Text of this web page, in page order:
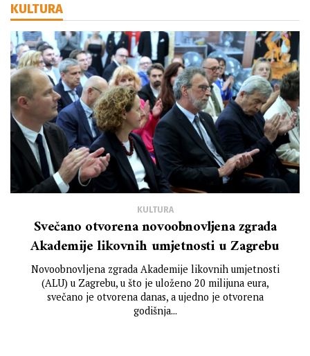
KULTURA
KULTURA
Svečano otvorena novoobnovljena zgrada
Akademije likovnih umjetnosti u Zagrebu
Novoobnovljena zgrada Akademije likovnih umjetnosti
(ALU) u Zagrebu, u što je uloženo 20 milijuna eura,
svečano je otvorena danas, a ujedno je otvorena
godišnja...